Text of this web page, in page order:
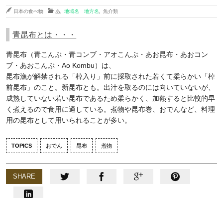
日本の食べ物 あ 地域名 地方名 魚介類
青昆布とは・・・
青昆布（青こんぶ・青コンブ・アオこんぶ・あお昆布・あおコン
ブ・あおこんぶ・Ao Kombu）は、
昆布漁が解禁される「棹入り」前に採取された若くて柔らかい「棹
前昆布」のこと。新昆布とも。出汁を取るのには向いていないが、
成熟していない若い昆布であるため柔らかく、加熱すると比較的早
く煮えるので食用に適している。煮物や昆布巻、おでんなど、料理
用の昆布として用いられることが多い。
TOPICS おでん 昆布 煮物
SHARE